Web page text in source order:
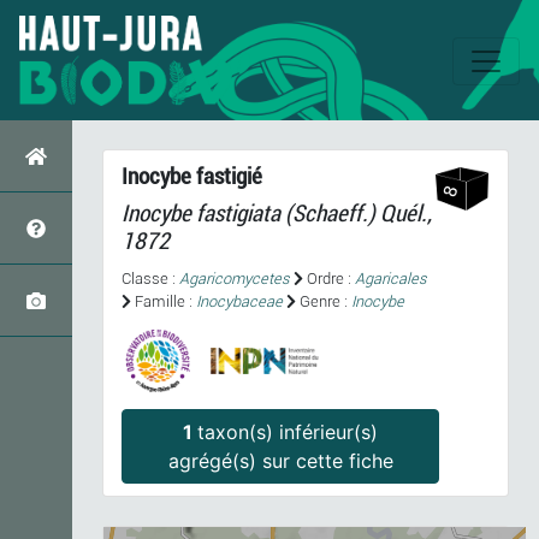
Inocybe fastigié
Inocybe fastigiata(Schaeff.) Quél.,
1872
Classe : Agaricomycetes Ordre : Agaricales
Famille : Inocybaceae Genre : Inocybe
1taxon(s) inférieur(s)
agrégé(s) sur cette fiche